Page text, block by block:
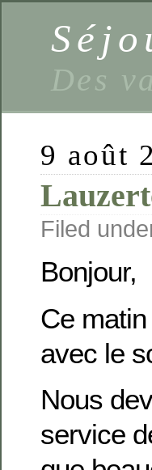
Des
9 août
Filed
Bonjour,
Ce
avec le
Nous
service